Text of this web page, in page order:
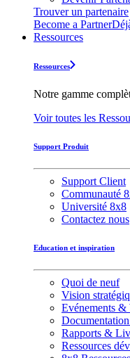
Trouver un partenaire
Become a Partner
Ressources
Ressources
Notre gamme
Voir toutes les
Support Produit
Support Client
Communauté
Université 8x8
Contactez nous
Education et inspiration
Quoi de neuf
Vision
Evénements &
Rapports &
Ressources